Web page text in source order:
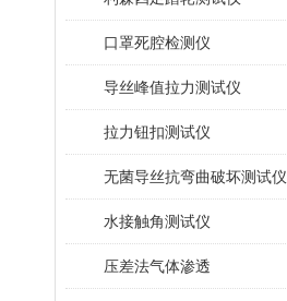
口罩死腔检测仪
导丝峰值拉力测试仪
拉力钮扣测试仪
无菌导丝抗弯曲破坏测试仪
水接触角测试仪
压差法气体渗透